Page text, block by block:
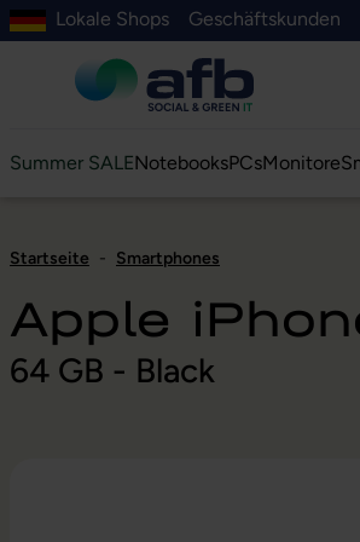
springen
Suche springen
Zur Hauptnavigation springen
Zur Navigation der B2B-Plattform
Lokale Shops Geschäftskunden
Summer SALENotebooksPCsMonitore
Startseite - Smartphones
Apple
64 GB - Black